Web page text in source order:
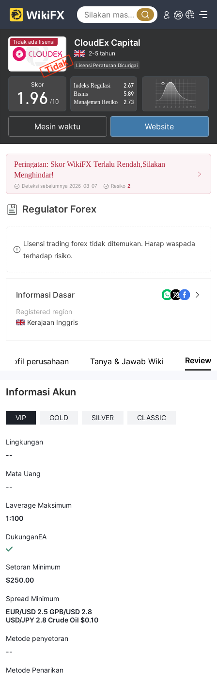
Tidak ada lisensi CloudEx Capital
2-5 tahun
Lisensi Peraturan Dicurigai
Lingkup Bisnis Mencurigakan
Potensi risiko tinggi
Skor
0
1
2
3
4
5
6
7
8
9
.
5
6
7
8
9
2
3
4
5
6
7
8
9
/10
Indeks Regulasi
2.67
Bisnis
5.89
Manajemen Resiko
2.73
Mesin waktu Website
Peringatan: Skor WikiFX Terlalu Rendah,Silakan
Menghindar!
Deteksi sebelumnya 2026-08-07 Resiko 2
Regulator Forex
Lisensi trading forex tidak ditemukan. Harap waspada
terhadap risiko.
Informasi Dasar
Registered region
Kerajaan Inggris
Nama perusahaan
Profil perusahaan Tanya & Jawab Wiki Review
Informasi Akun
VIP GOLD SILVER CLASSIC
Lingkungan
--
Mata Uang
--
Laverage Maksimum
1:100
DukunganEA
Setoran Minimum
$250.00
Spread Minimum
EUR/USD 2.5 GPB/USD 2.8
USD/JPY 2.8 Crude Oil $0.10
Metode penyetoran
--
Metode Penarikan